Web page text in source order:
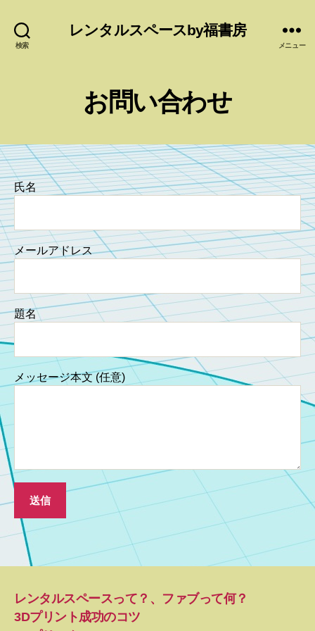
検索
レンタルスペースby福書房
メニュー
お問い合わせ
氏名
メールアドレス
題名
メッセージ本文 (任意)
レンタルスペースって？、ファブって何？
3Dプリント成功のコツ